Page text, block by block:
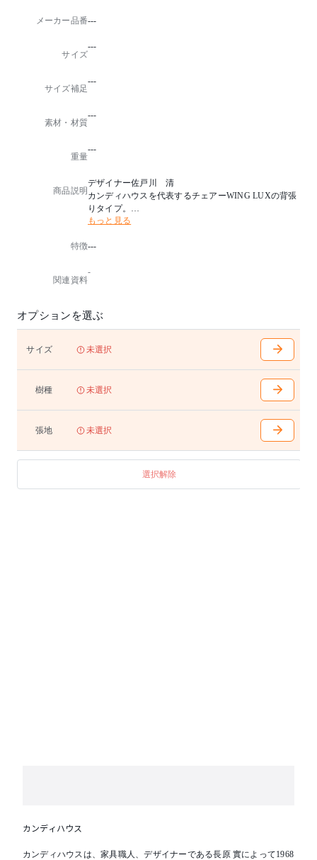
メーカー品番---
サイズ
---
サイズ補足
---
素材・材質
---
重量
---
商品説明
デザイナー佐戸川 清
カンディハウスを代表するチェアーWING LUXの背張
りタイプ。
背のクッション性の高まりにより、笠木に包まれるよ
ゆっくりとくつろげる低めの座高で、長時間でも心地
通常タイプに加え、高さを35mmアップしたHタイプを
座はカバーリング式です。
10～40mmまで10mm単位で脚カットが可能です。
詳細はお問い合わせください。
もっと見る
特徴---
関連資料
-
オプションを選ぶ
サイズ 未選択
樹種 未選択
張地 未選択
選択解除
カンディハウス
カンディハウスは、家具職人、デザイナーである長原 實によって1968